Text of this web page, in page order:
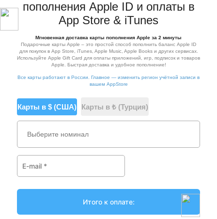
пополнения Apple ID и оплаты в
App Store & iTunes
Мгновенная доставка карты пополнения Apple за 2 минуты
Подарочные карты Apple – это простой способ пополнить баланс Apple ID
для покупок в App Store, iTunes, Apple Music, Apple Books и других сервисах.
Используйте Apple Gift Card для оплаты приложений, игр, подписок и товаров
Apple. Быстрая доставка и удобное пополнение!
Все карты работают в России. Главное — изменить регион учётной записи в
вашем AppStore
Карты в $ (США) Карты в ₺ (Турция)
Выберите номинал